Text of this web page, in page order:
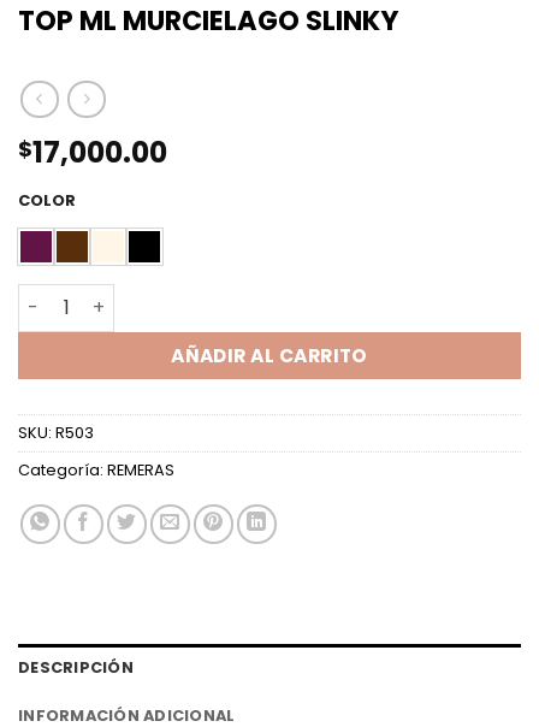
TOP ML MURCIELAGO SLINKY
$17,000.00
COLOR
TOP ML MURCIELAGO SLINKY cantidad
AÑADIR AL CARRITO
SKU: R503
Categoría: REMERAS
DESCRIPCIÓN
INFORMACIÓN ADICIONAL